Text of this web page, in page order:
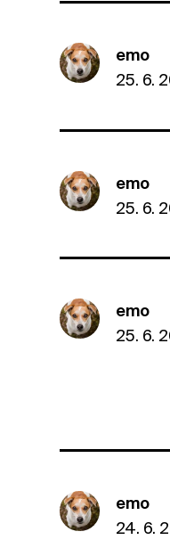
emo
25. 6.
emo
25. 6.
emo
25. 6.
emo
24. 6.